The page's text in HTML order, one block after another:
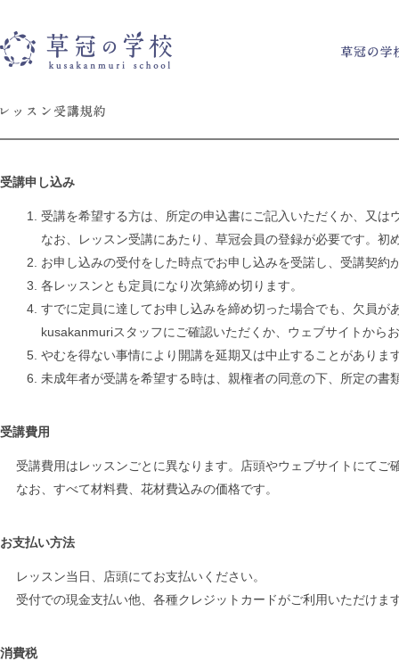
受講申し込み
受講を希望する方は、所定の申込書にご記入いただくか、又は
なお、レッスン受講にあたり、草冠会員の登録が必要です。
お申し込みの受付をした時点でお申し込みを受諾し、受講契約
各レッスンとも定員になり次第締め切ります。
すでに定員に達してお申し込みを締め切った場合でも、欠員
kusakanmuriスタッフにご確認いただくか、ウェブサイトから
やむを得ない事情により開講を延期又は中止することがあり
未成年者が受講を希望する時は、親権者の同意の下、所定の
受講費用
受講費用はレッスンごとに異なります。店頭やウェブサイトにてご
なお、すべて材料費、花材費込みの価格です。
お支払い方法
レッスン当日、店頭にてお支払いください。
受付での現金支払い他、各種クレジットカードがご利用いただけま
消費税